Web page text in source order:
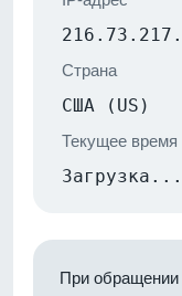
Страна
США (US)
Текущее время
Загрузка...
При